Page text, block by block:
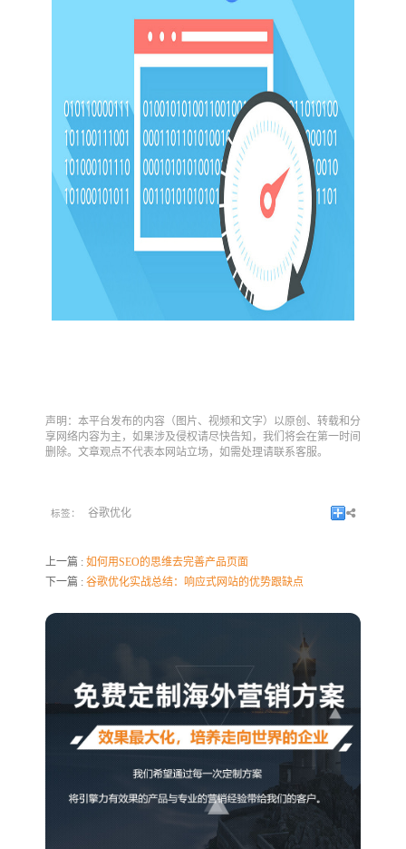
声明：本平台发布的内容（图片、视频和文字）以原创、转载和分
享网络内容为主，如果涉及侵权请尽快告知，我们将会在第一时间
删除。文章观点不代表本网站立场，如需处理请联系客服。
标签： 谷歌优化
上一篇 : 如何用SEO的思维去完善产品页面
下一篇 : 谷歌优化实战总结：响应式网站的优势跟缺点